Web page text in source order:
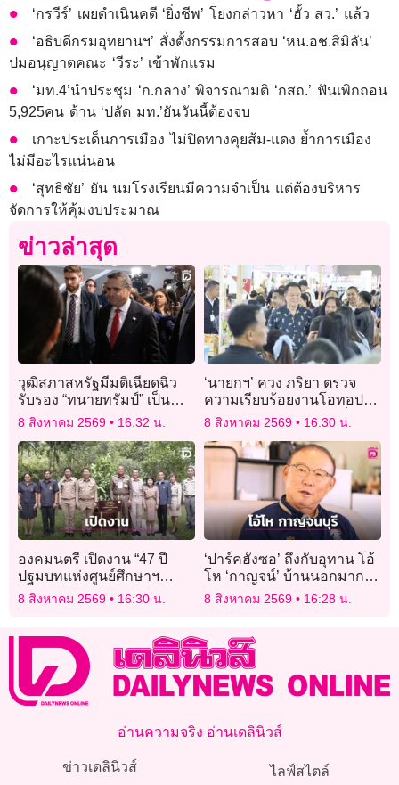
‘กรวีร์’ เผยดำเนินคดี ‘ยิ่งชีพ’ โยงกล่าวหา ‘ฮั้ว สว.’ แล้ว
‘อธิบดีกรมอุทยานฯ’ สั่งตั้งกรรมการสอบ ‘หน.อช.สิมิลัน’
ปมอนุญาตคณะ ‘วีระ’ เข้าพักแรม
‘มท.4’นำประชุม ‘ก.กลาง’ พิจารณามติ ‘กสถ.’ ฟันเพิกถอน
5,925คน ด้าน ‘ปลัด มท.’ยันวันนี้ต้องจบ
เกาะประเด็นการเมือง ไม่ปิดทางคุยส้ม-แดง ยํ้าการเมือง
ไม่มีอะไรแน่นอน
‘สุทธิชัย’ ยัน นมโรงเรียนมีความจำเป็น แต่ต้องบริหาร
จัดการให้คุ้มงบประมาณ
ข่าวล่าสุด
วุฒิสภาสหรัฐมีมติเฉียดฉิว
รับรอง “ทนายทรัมป์” เป็น
รัฐมนตรียุติธรรมคนใหม่
8 สิงหาคม 2569 16:32 น.
‘นายกฯ’ ควง ภริยา ตรวจ
ความเรียบร้อยงานโอทอป
ศิลปาชีพ ก่อนเปิดงานเป็น
8 สิงหาคม 2569 16:30 น.
องคมนตรี เปิดงาน “47 ปี
ปฐมบทแห่งศูนย์ศึกษาฯ
ต้นแบบการเรียนรู้ สู่การ
8 สิงหาคม 2569 16:30 น.
‘ปาร์คฮังซอ’ ถึงกับอุทาน โอ้
โห ‘กาญจน์’ บ้านนอกมาก
แต่ประทับใจความอบอุ่น
8 สิงหาคม 2569 16:28 น.
อ่านความจริง อ่านเดลินิวส์
ข่าวเดลินิวส์ ไลฟ์สไตล์